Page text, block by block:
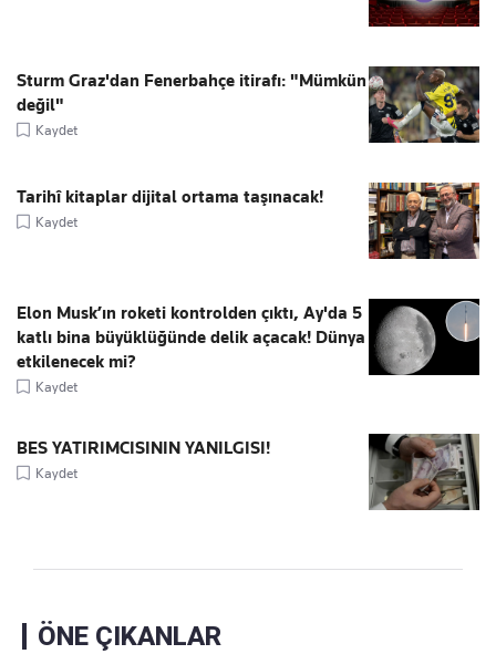
Sturm Graz'dan Fenerbahçe itirafı: "Mümkün
değil"
Kaydet
Tarihî kitaplar dijital ortama taşınacak!
Kaydet
Elon Musk’ın roketi kontrolden çıktı, Ay'da 5
katlı bina büyüklüğünde delik açacak! Dünya
etkilenecek mi?
Kaydet
BES YATIRIMCISININ YANILGISI!
Kaydet
ÖNE ÇIKANLAR